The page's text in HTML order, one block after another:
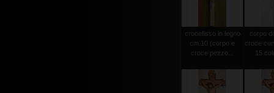
crocefisso in legno
cm.10 (corpo e
croce pezzo...
corpo
croce
15